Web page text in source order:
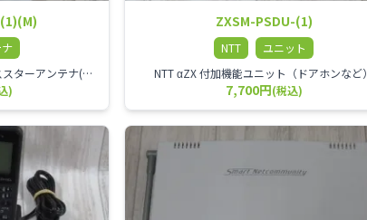
NTT αZX マルチゾーンコードレススターアンテナ(マスター)
)
ZXSM-PSDU-(1)
NTT
ユニット
NTT αZX 付加機能ユニット（ドアホンなど）
7,700円(税込)